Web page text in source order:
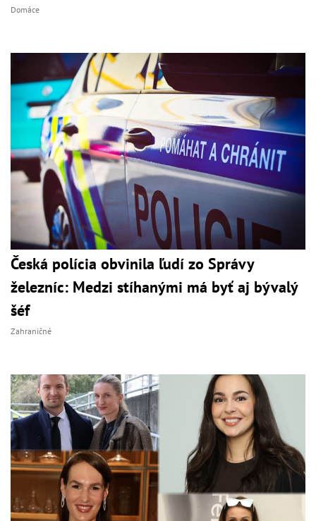
Domáce
Česká polícia obvinila ľudí zo Správy
železníc: Medzi stíhanými má byť aj bývalý
šéf
Zahraničné